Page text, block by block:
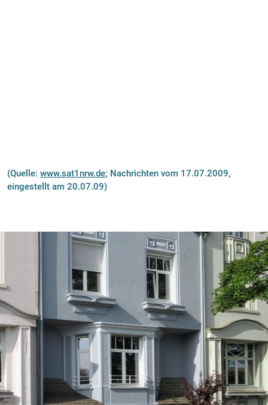
(Quelle: www.sat1nrw.de; Nachrichten vom 17.07.2009,
eingestellt am 20.07.09)